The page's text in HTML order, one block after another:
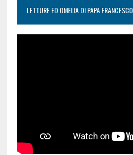
LETTURE ED OMELIA DI PAPA FRANCESCO